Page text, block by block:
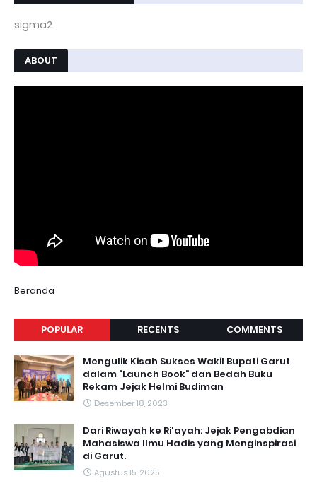
sigma2
ABOUT
Beranda
POPULAR RECENTS COMMENTS
Mengulik Kisah Sukses Wakil Bupati Garut
dalam "Launch Book" dan Bedah Buku
Rekam Jejak Helmi Budiman
Desember 18, 2023
Dari Riwayah ke Ri'ayah: Jejak Pengabdian
Mahasiswa Ilmu Hadis yang Menginspirasi
di Garut.
Agustus 15, 2025